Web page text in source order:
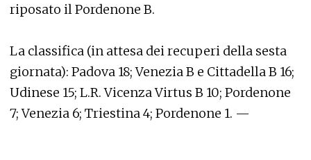
riposato il Pordenone B.
La classifica (in attesa dei recuperi della sesta
giornata): Padova 18; Venezia B e Cittadella B 16;
Udinese 15; L.R. Vicenza Virtus B 10; Pordenone
7; Venezia 6; Triestina 4; Pordenone 1. —